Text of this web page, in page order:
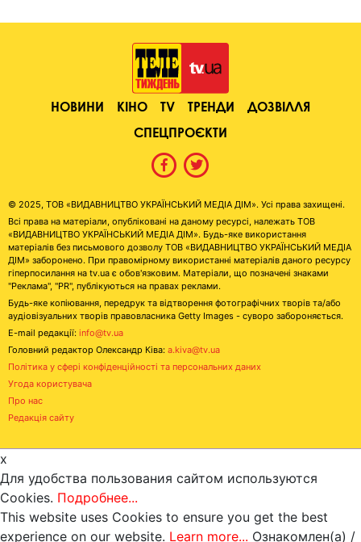
НОВИНИ КІНО TV ТРЕНДИ
ДОЗВІЛЛЯ
СПЕЦПРОЄКТИ
© 2025, ТОВ «ВИДАВНИЦТВО УКРАЇНСЬКИЙ МЕДІА ДІМ». Усі права захищені.
Всі права на матеріали, опубліковані на даному ресурсі, належать ТОВ
«ВИДАВНИЦТВО УКРАЇНСЬКИЙ МЕДІА ДІМ». Будь-яке використання
матеріалів без письмового дозволу ТОВ «ВИДАВНИЦТВО УКРАЇНСЬКИЙ МЕДІА
ДІМ» заборонено. При правомірному використанні матеріалів даного ресурсу
гіперпосилання на tv.ua є обов'язковим. Матеріали, що позначені знаками
"Реклама", "PR", публікуються на правах реклами.
Будь-яке копіювання, передрук та відтворення фотографічних творів та/або
аудіовізуальних творів правовласника Getty Images - суворо забороняється.
E-mail редакції: info@tv.ua
Головний редактор Олександр Ківа: a.kiva@tv.ua
Політика у сфері конфіденційності та персональних даних
Угода користувача
Про нас
Редакція сайту
x
Для удобства пользования сайтом используются
Cookies. Подробнее...
This website uses Cookies to ensure you get the best
experience on our website. Learn more... Ознакомлен(а) /